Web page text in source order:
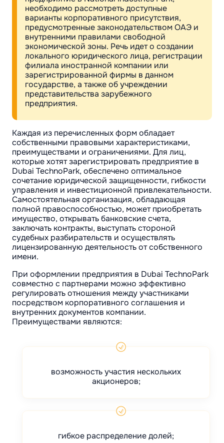
необходимо рассмотреть доступные
варианты корпоративного присутствия,
предусмотренные законодательством ОАЭ и
внутренними правилами свободной
экономической зоны. Речь идет о создании
локального юридического лица, регистрации
филиала иностранной компании или
зарегистрированной фирмы в данном
государстве, а также об учреждении
представительства зарубежного
предприятия.
Каждая из перечисленных форм обладает
собственными правовыми характеристиками,
преимуществами и ограничениями. Для лиц,
которые хотят зарегистрировать предприятие в
Dubai TechnoPark, обеспечено оптимальное
сочетание юридической защищенности, гибкости
управления и инвестиционной привлекательности.
Самостоятельная организация, обладающая
полной правоспособностью, может приобретать
имущество, открывать банковские счета,
заключать контракты, выступать стороной
судебных разбирательств и осуществлять
лицензированную деятельность от собственного
имени.
При оформлении предприятия в Dubai TechnoPark
совместно с партнерами можно эффективно
регулировать отношения между участниками
посредством корпоративного соглашения и
внутренних документов компании.
Преимуществами являются:
возможность участия нескольких
акционеров;
гибкое распределение долей;